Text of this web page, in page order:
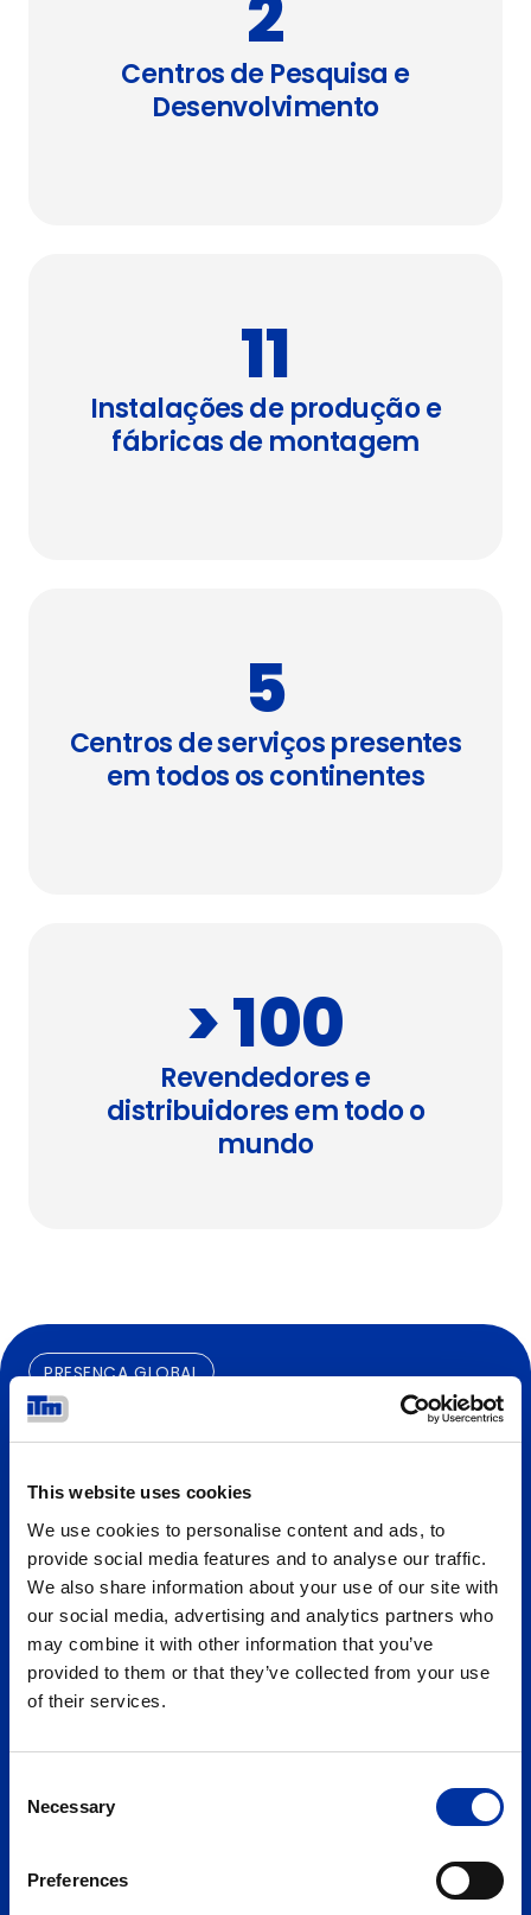
This website uses cookies
We use cookies to personalise content and ads, to
provide social media features and to analyse our traffic.
We also share information about your use of our site with
our social media, advertising and analytics partners who
may combine it with other information that you’ve
provided to them or that they’ve collected from your use
of their services.
Selection
Necessary
Preferences
2
Centros de Pesquisa e
Desenvolvimento
11
Instalações de produção e
fábricas de montagem
5
Centros de serviços presentes
em todos os continentes
> 100
Revendedores e
distribuidores em todo o
mundo
PRESENÇA GLOBAL
Uma presença internacional